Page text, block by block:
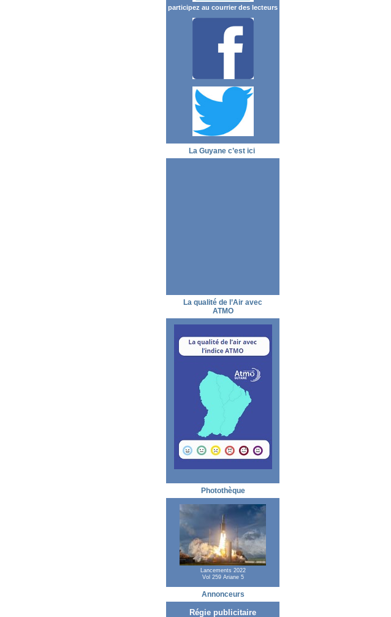
participez au courrier des lecteurs
La Guyane c’est ici
La qualité de l’Air avec
ATMO
Photothèque
Lancements 2022
Vol 259 Ariane 5
Annonceurs
Régie publicitaire